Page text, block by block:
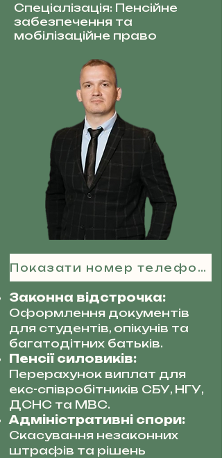
Спеціалізація: Пенсійне
забезпечення та
мобілізаційне право
Показати номер телефону
Законна відстрочка:
Оформлення документів
для студентів, опікунів та
багатодітних батьків.
Пенсії силовиків:
Перерахунок виплат для
екс-співробітників СБУ, НГУ,
ДСНС та МВС.
Адміністративні спори:
Скасування незаконних
штрафів та рішень